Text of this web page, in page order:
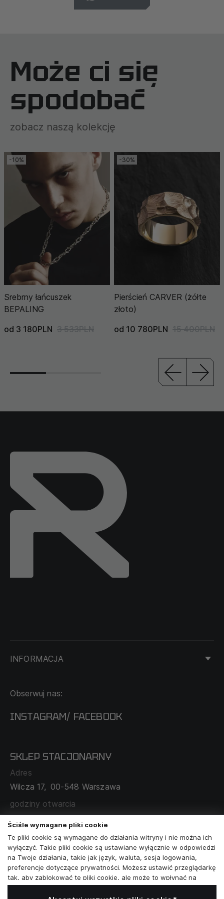
Może ci się
spodobać
zobacz naszą kolekcję
-10%
Srebrny łańcuszek
BEPALING
od 3 180PLN 3 533PLN
-30%
Pierścień CARVER (żółte
złoto)
od 10 780PLN 15 400PLN
INFORMACJA
DOSTAWA I PŁATNOŚĆ
O NAS
MAPA SERWISU
ZAMÓWIENIA KORPORACYJNE
WSPÓŁPRACA Z PARTNERAMI
Obserwuj nas:
INSTAGRAM/ FACEBOOK
SKLEP STACJONARNY
Adres
Wilcza 17, 00-548 Warszawa
godziny otwarcia
poniedziałek - sobota: 11:00 - 19:00
Skontaktuj się z nami
+48573581161
info@reytel.pl
Ściśle wymagane pliki cookie
Te pliki cookie są wymagane do działania witryny i nie można ich
wyłączyć. Takie pliki cookie są ustawiane wyłącznie w odpowiedzi
na Twoje działania, takie jak język, waluta, sesja logowania,
preferencje dotyczące prywatności. Możesz ustawić przeglądarkę
tak, aby zablokować te pliki cookie, ale może to wpłynąć na
sposób działania naszej witryny.